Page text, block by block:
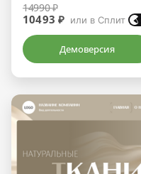
14990 ₽
10493 ₽ или в Сплит
Демоверсия